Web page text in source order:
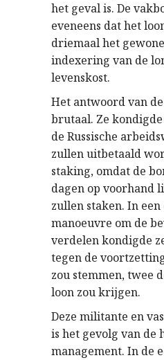
het geval is. De
eveneens dat het
driemaal het
indexering van de
levenskost.
Het antwoord van
brutaal. Ze
de Russische
zullen uitbetaald
staking, omdat de
dagen op voorhand
zullen staken. In
manoeuvre om de
verdelen kondigde
tegen de
zou stemmen, twee
loon zou krijgen.
Deze militante en
is het gevolg van de
management. In de